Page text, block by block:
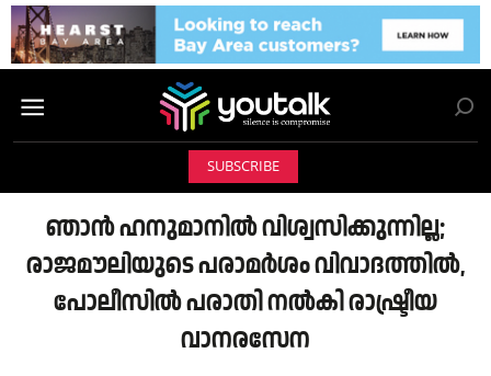
SUBSCRIBE
ഞാൻ ഹനുമാനിൽ വിശ്വസിക്കുന്നില്ല;
രാജമൗലിയുടെ പരാമർശം വിവാദത്തിൽ,
പോലീസിൽ പരാതി നൽകി രാഷ്ട്രീയ
വാനരസേന